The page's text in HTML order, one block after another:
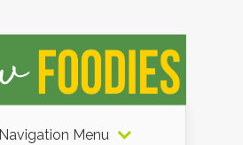
Navigation Menu